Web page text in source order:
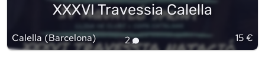
XXXVI Travessia Calella
Calella (Barcelona) 2 15 €